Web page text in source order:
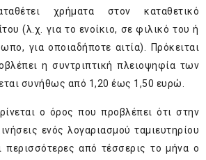
χρήματα στον καταθετικό
(λ.χ. για το ενοίκιο, σε φιλικό του ή
για οποιαδήποτε αιτία). Πρόκειται
η συντριπτική πλειοψηφία των
συνήθως από 1,20 έως 1,50 ευρώ.
ο όρος που προβλέπει ότι στην
ενός λογαριασμού ταμιευτηρίου
περισσότερες από τέσσερις το μήνα ο